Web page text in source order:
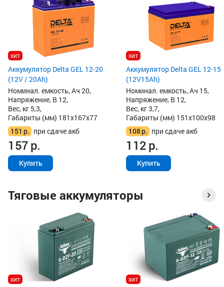
хит
Аккумулятор Delta GEL 12-20
(12V / 20Ah)
Номинал. емкость, Ач 20,
Напряжение, В 12,
Вес, кг 5,3,
Габариты (мм) 181x167x77
151 р. при сдаче акб
157р.
Купить
хит
Аккумулятор Delta GEL 12-15
(12V15Ah)
Номинал. емкость, Ач 15,
Напряжение, В 12,
Вес, кг 3,7,
Габариты (мм) 151x100x98
108р. при сдаче акб
112р.
Купить
Тяговые аккумуляторы
хит хит